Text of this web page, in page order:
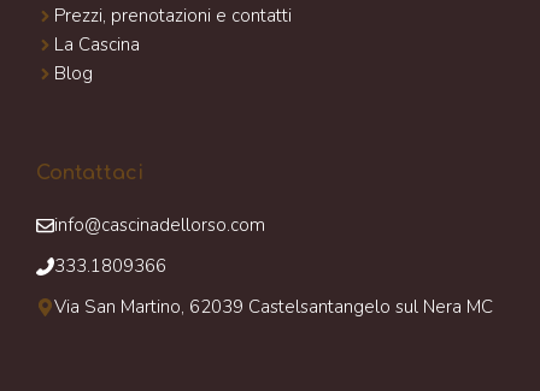
Prezzi, prenotazioni e contatti
La Cascina
Blog
Contattaci
info@cascinadellorso.com
333.1809366
Via San Martino, 62039 Castelsantangelo sul Nera MC